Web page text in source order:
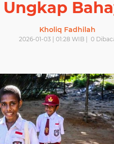
Kholiq Fadhilah
2026-01-03 | 01:28 WIB | 0